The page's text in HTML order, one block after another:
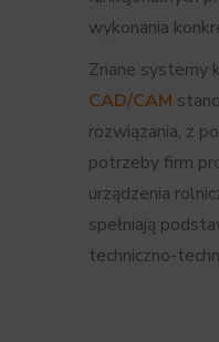
wykonania
Znane systemy
CAD/CAM
rozwiązania, z
potrzeby firm
urządzenia
spełniają
techniczno-